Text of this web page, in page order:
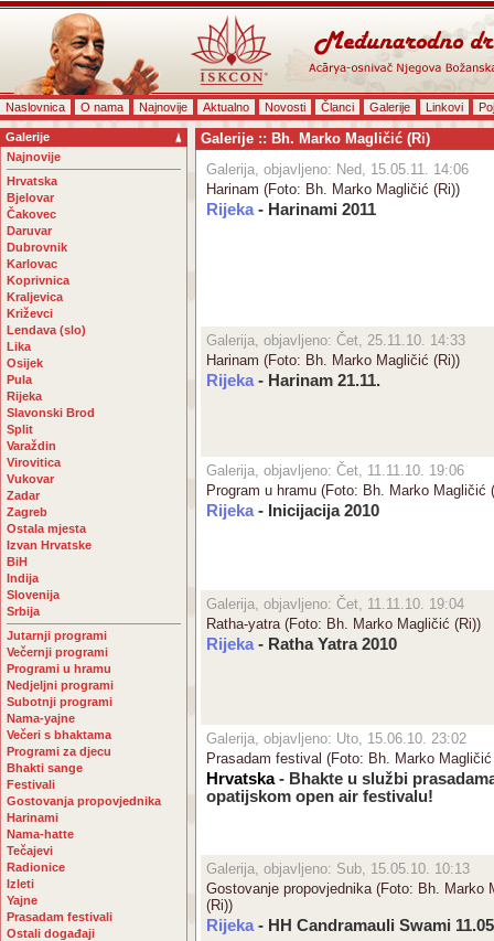
Naslovnica O nama Najnovije Aktualno Novosti Članci Galerije Linkovi
Galerije
Najnovije
Hrvatska
Bjelovar
Čakovec
Daruvar
Dubrovnik
Karlovac
Koprivnica
Kraljevica
Križevci
Lendava (slo)
Lika
Osijek
Pula
Rijeka
Slavonski Brod
Split
Varaždin
Virovitica
Vukovar
Zadar
Zagreb
Ostala mjesta
Izvan Hrvatske
BiH
Indija
Slovenija
Srbija
Jutarnji programi
Večernji programi
Programi u hramu
Nedjeljni programi
Subotnji programi
Nama-yajne
Večeri s bhaktama
Programi za djecu
Bhakti sange
Festivali
Gostovanja propovjednika
Harinami
Nama-hatte
Tečajevi
Radionice
Izleti
Yajne
Prasadam festivali
Ostali događaji
Galerije :: Bh. Marko Magličić (Ri)
Galerija, objavljeno: Ned, 15.05.11. 14:06
Harinam (Foto: Bh. Marko Magličić (Ri))
Rijeka - Harinami 2011
Galerija, objavljeno: Čet, 25.11.10. 14:33
Harinam (Foto: Bh. Marko Magličić (Ri))
Rijeka - Harinam 21.11.
Galerija, objavljeno: Čet, 11.11.10. 19:06
Program u hramu (Foto: Bh. Marko Magličić
Rijeka - Inicijacija 2010
Galerija, objavljeno: Čet, 11.11.10. 19:04
Ratha-yatra (Foto: Bh. Marko Magličić (Ri))
Rijeka - Ratha Yatra 2010
Galerija, objavljeno: Uto, 15.06.10. 23:02
Prasadam festival (Foto: Bh. Marko Magličić
Hrvatska- Bhakte u službi
opatijskom open air festivalu!
Galerija, objavljeno: Sub, 15.05.10. 10:13
Gostovanje propovjednika (Foto: Bh. Marko
(Ri))
Rijeka - HH Candramauli Swami